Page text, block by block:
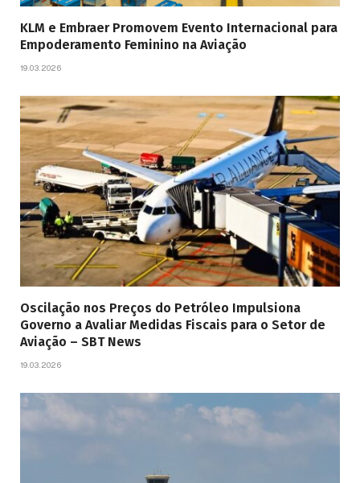
KLM e Embraer Promovem Evento Internacional para
Empoderamento Feminino na Aviação
19.03.2026
Oscilação nos Preços do Petróleo Impulsiona
Governo a Avaliar Medidas Fiscais para o Setor de
Aviação – SBT News
19.03.2026